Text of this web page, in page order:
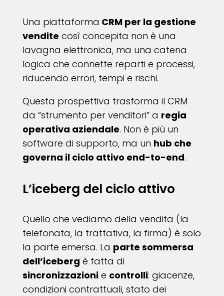
Una piattaforma CRM per la gestione
vendite così concepita non è una
lavagna elettronica, ma una catena
logica che connette reparti e processi,
riducendo errori, tempi e rischi.
Questa prospettiva trasforma il CRM
da “strumento per venditori” a regia
operativa aziendale. Non è più un
software di supporto, ma un hub che
governa il ciclo attivo end-to-end.
L’iceberg del ciclo attivo
Quello che vediamo della vendita (la
telefonata, la trattativa, la firma) è solo
la parte emersa. La parte sommersa
dell’iceberg è fatta di
sincronizzazionie controlli: giacenze,
condizioni contrattuali, stato dei